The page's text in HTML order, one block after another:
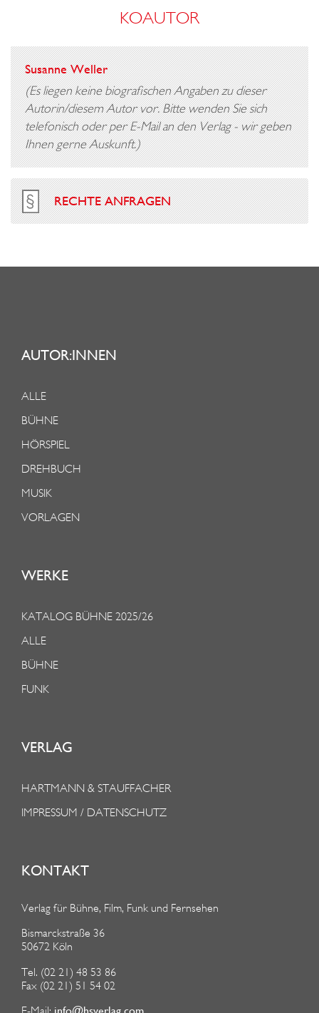
KOAUTOR
Susanne Weller
(Es liegen keine biografischen Angaben zu dieser
Autorin/diesem Autor vor. Bitte wenden Sie sich
telefonisch oder per E-Mail an den Verlag - wir geben
Ihnen gerne Auskunft.)
RECHTE ANFRAGEN
AUTOR:INNEN
ALLE
BÜHNE
HÖRSPIEL
DREHBUCH
MUSIK
VORLAGEN
WERKE
KATALOG BÜHNE 2025/26
ALLE
BÜHNE
FUNK
VERLAG
HARTMANN & STAUFFACHER
IMPRESSUM / DATENSCHUTZ
KONTAKT
Verlag für Bühne, Film, Funk und Fernsehen
Bismarckstraße 36
50672 Köln
Tel. (02 21) 48 53 86
Fax (02 21) 51 54 02